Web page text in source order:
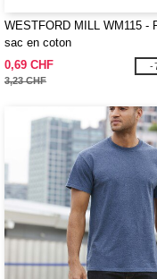
WESTFORD MILL WM115 -
sac en coton
0,69 CHF
3,23 CHF
-